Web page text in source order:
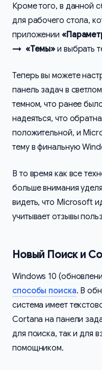
Кроме того, в данной
для рабочего стола,
приложении
→ «Темы» и выбрать
Теперь вы можете
панель задач в
темном, что ранее
надеяться, что
положительной, и
тему в финальную
В то время как все
больше внимания
видеть, что Microsoft
учитывает отзывы
Новый Поиск и
Windows 10
способы поиска. В
система имеет
Cortana на панели
для поиска, так и для
помощником.